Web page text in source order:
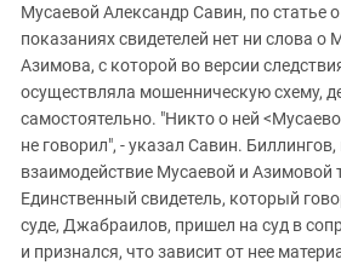
Мусаевой Александр Савин, по статье
показаниях свидетелей нет ни слова о
Азимова, с которой во версии
осуществляла мошенническую схему,
самостоятельно. "Никто о ней
не говорил", - указал Савин.
взаимодействие Мусаевой и Азимовой
Единственный свидетель, который
суде, Джабраилов, пришел на суд в
и признался, что зависит от нее